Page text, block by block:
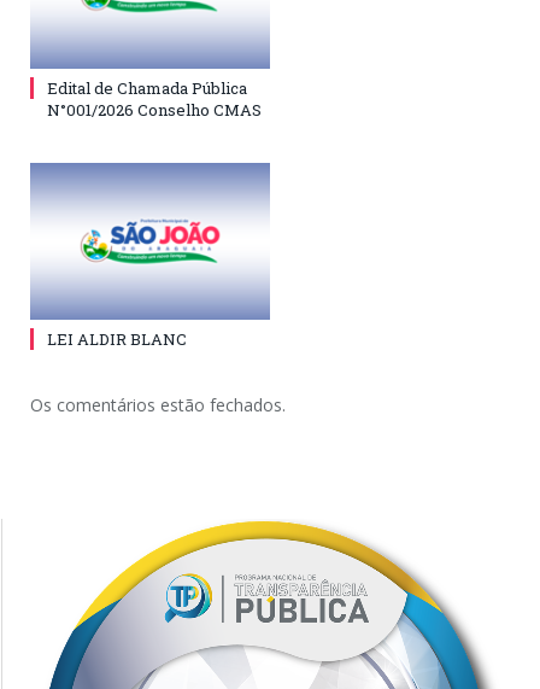
Edital de Chamada Pública
N°001/2026 Conselho CMAS
LEI ALDIR BLANC
Os comentários estão fechados.